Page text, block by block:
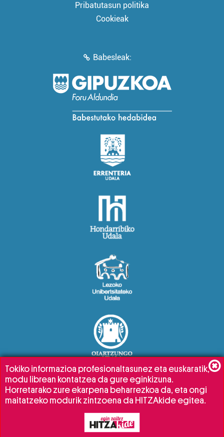
Pribatutasun politika
Cookieak
Babesleak:
Tokiko informazioa profesionaltasunez eta euskaratik,
modu librean kontatzea da gure eginkizuna.
Horretarako zure ekarpena beharrezkoa da, eta ongi
maitatzeko modurik zintzoena da HITZAkide egitea.